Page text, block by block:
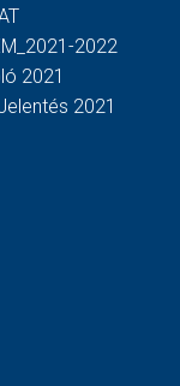
2022
2021
2021